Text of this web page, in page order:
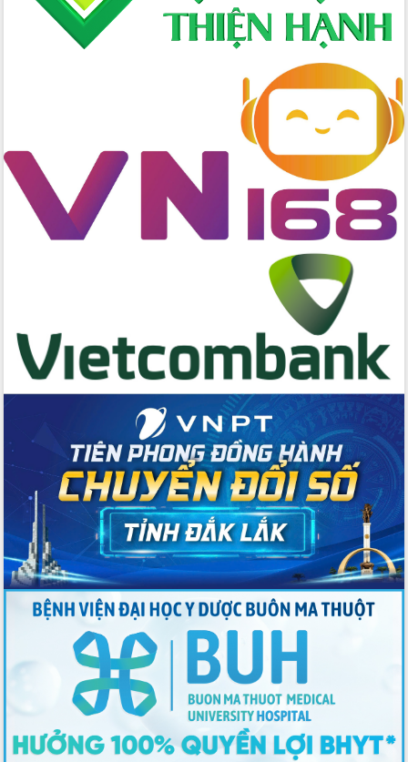
Giai đoạn 2026-2030, Đắk Lắk phấn
đấu có 77% xã đạt chuẩn nông thôn
đai
Ứng dụng sinh trắc học - Bước tiến
trong hành trình chuyển đổi số tại Đắk
Lắk
Đắk Lắk nâng cao hiệu quả công tác
Tập huấn nâng cao năng lực triển khai
chuyển đổi số cho cán bộ, công chức
cấp xã
Quyền của người tiêu dùng Việt Nam
Đẩy mạnh cải cách hành chính, quyết
tâm đạt được mục tiêu tăng trưởng
hai con số trong năm 2026
Tổ chức trang trọng Lễ hội Đền thờ
Lương Văn Chánh năm 2026
Phó Bí thư Tỉnh ủy Đắk Lắk Đỗ Hữu
Huy giữ chức Bí thư Đảng ủy Ủy Ban
Nhân dân tỉnh
Bệnh án điện tử thúc đẩy chuyển đổi
số y tế tại Đắk Lắk
Chuyển đổi số thư viện: Mở rộng
không gian tri thức trong thời đại số
Đánh giá, rút kinh nghiệm công tác tổ
chức diễn tập trước ngày bầu cử
Chương trình “Gặp gỡ hữu nghị –
Friendship Meeting New Year 2026”